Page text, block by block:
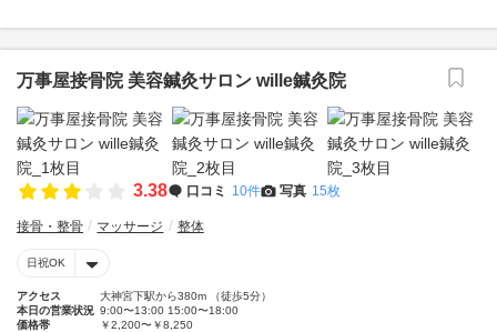
万事屋接骨院 美容鍼灸サロン wille鍼灸院
3.38 口コミ 10件 写真 15枚
接骨・整骨 マッサージ 整体
日祝OK
アクセス
大神宮下駅から380m （徒歩5分）
本日の営業状況 9:00〜13:00 15:00〜18:00
価格帯
￥2,200〜￥8,250